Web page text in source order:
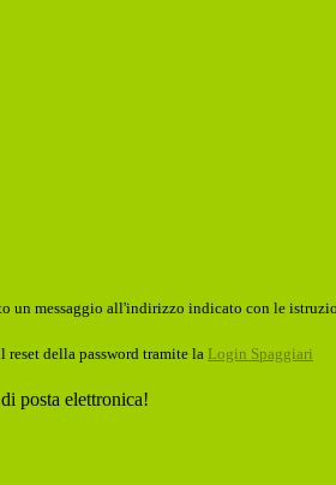
un messaggio all'indirizzo indicato con le
reset della password tramite la Login Spaggiari
posta elettronica!